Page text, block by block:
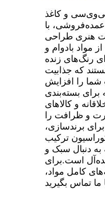
و کاغذ
با
هنری طراحی
مواد بادوام و
رنگ‌های زنده
که جذابیت
را افزایش
بسته‌بندی
و کالاهای
و ظرافت را
برندسازی،
ترکیب
به دنبال سبک و
است.برای
کامل مواد،